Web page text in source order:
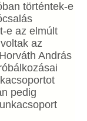
történtek-e
e az elmúlt
az
András
pedig